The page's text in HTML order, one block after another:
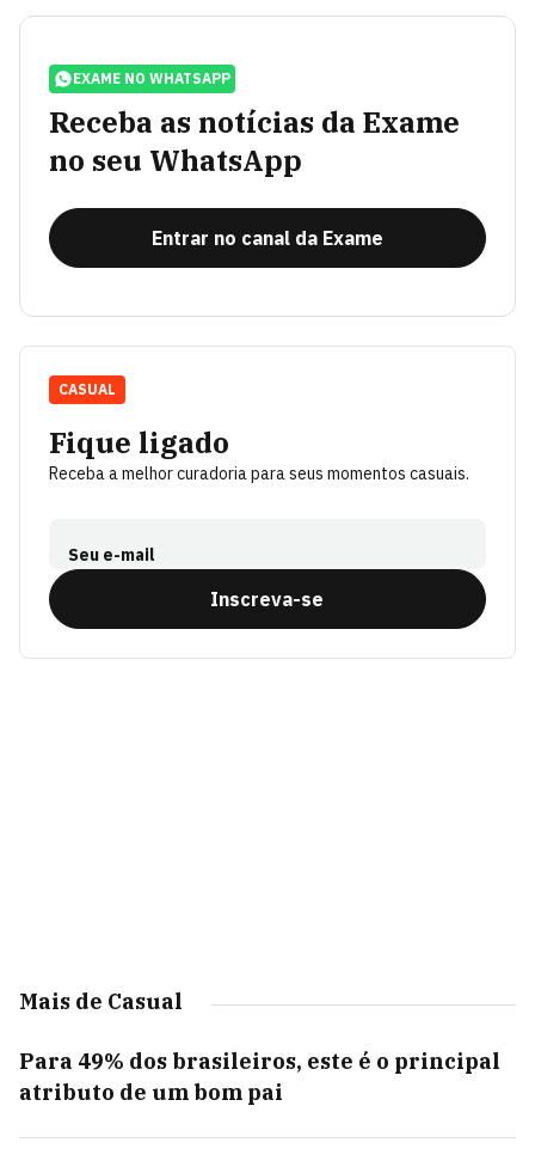
EXAME NO WHATSAPP
Receba as notícias da Exame
no seu WhatsApp
Entrar no canal da Exame
Fique ligado
Receba a melhor curadoria para seus momentos casuais.
Seu e-mail
Inscreva-se
CASUAL
Mais de Casual
Para 49% dos brasileiros, este é o principal
atributo de um bom pai